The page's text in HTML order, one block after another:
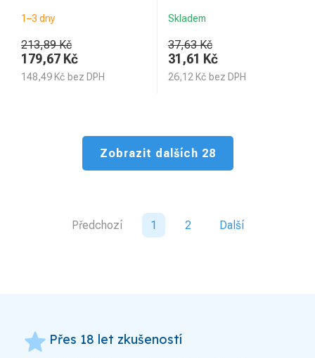
1–3 dny
213,89 Kč
179,67 Kč
148,49 Kč bez DPH
Skladem
37,63 Kč
31,61 Kč
26,12 Kč bez DPH
Zobrazit dalších 28
Předchozí 1 2 Další
grade Přes 18 let zkušeností